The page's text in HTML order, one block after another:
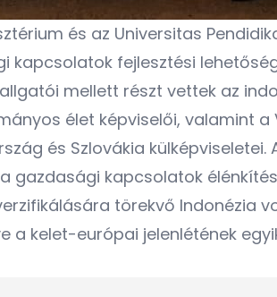
és az Universitas
fejlesztési
mellett részt vettek az
élet képviselői, valamint
és Szlovákia
gazdasági kapcsolatok
törekvő Indonézia
a kelet-európai jelenlétének